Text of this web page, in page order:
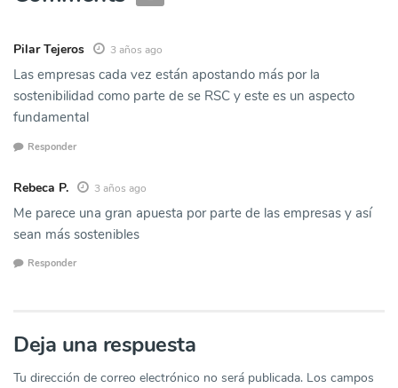
Pilar Tejeros 3 años ago
Las empresas cada vez están apostando más por la
sostenibilidad como parte de se RSC y este es un aspecto
fundamental
Responder
Rebeca P. 3 años ago
Me parece una gran apuesta por parte de las empresas y así
sean más sostenibles
Responder
Deja una respuesta
Tu dirección de correo electrónico no será publicada. Los campos